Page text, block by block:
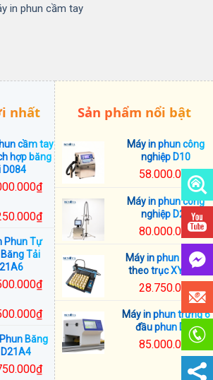
in phun cầm tay
nhất
cầm tay
hợp băng
D084
₫
₫
Phun Tự
Tải
₫
₫
Băng
₫
Sản phẩm nổi bật
Máy in phun công
nghiệp D10
58.000.000₫
Máy in phun công
nghiệp D20
80.000.000₫
Máy in phun trứng
theo trục XY D23
28.750.000₫
Máy in phun trứng 6
đầu phun D24
85.000.000₫